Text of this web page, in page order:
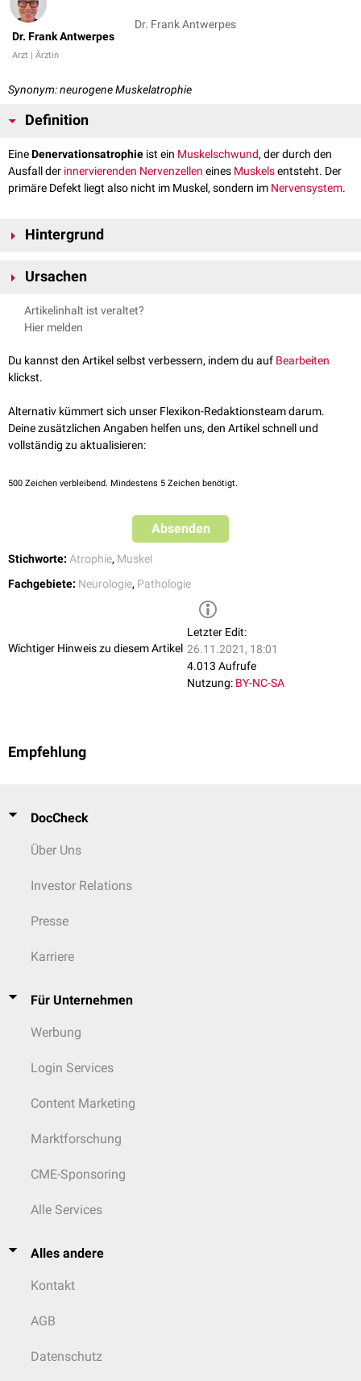
Dr. Frank Antwerpes
Arzt | Ärztin
Dr. Frank Antwerpes
Synonym: neurogene Muskelatrophie
Definition
EineDenervationsatrophie ist ein Muskelschwund, der durch den
Ausfall der innervierenden Nervenzellen eines Muskelsentsteht. Der
primäre Defekt liegt also nicht im Muskel, sondern im Nervensystem.
Hintergrund
Nervenreiz auf die Muskelfaser zu einer Muskelatrophie. Der Defekt kann
Nerven betreffen.
Ursachen
Eine Denervationsatrophie kann
genetisch
Amyotrophe Lateralsklerose(ALS)
Periphere Nervenlähmung
Querschnittssyndrom
Schlaganfall
Artikelinhalt ist veraltet?
Hier melden
Du kannst den Artikel selbst verbessern, indem du auf Bearbeiten
klickst.
Alternativ kümmert sich unser Flexikon-Redaktionsteam darum.
Deine zusätzlichen Angaben helfen uns, den Artikel schnell und
vollständig zu aktualisieren:
500 Zeichen verbleibend. Mindestens 5 Zeichen benötigt.
Absenden
Stichworte: Atrophie, Muskel
Fachgebiete: Neurologie, Pathologie
Wichtiger Hinweis zu diesem Artikel
Letzter Edit:
26.11.2021, 18:01
4.013 Aufrufe
Nutzung: BY-NC-SA
Empfehlung
DocCheck
Über Uns
Investor Relations
Presse
Karriere
Für Unternehmen
Werbung
Login Services
Content Marketing
Marktforschung
CME-Sponsoring
Alle Services
Alles andere
Kontakt
AGB
Datenschutz